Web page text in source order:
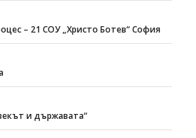
– 21 СОУ „Христо Ботев“ София
и държавата“